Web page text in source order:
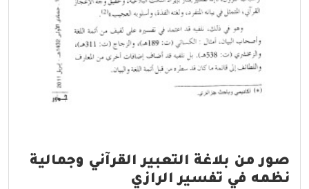
صور من بلاغة التعبير القرآني وجمالية
نظمه في تفسير الرازي